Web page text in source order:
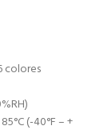
colores
(-40°F – +